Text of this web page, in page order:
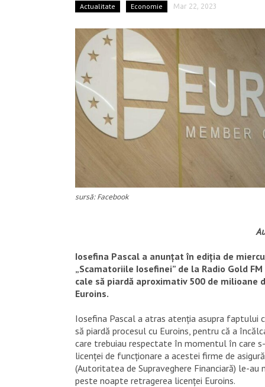
Actualitate Economie Mar 22, 2023
sursă: Facebook
Iosefina Pascal a anunțat în ediția de
„Scamatoriile Iosefinei” de la Radio Gold
cale să piardă aproximativ 500 de milioane
Euroins.
Iosefina Pascal a atras atenția asupra faptului
să piardă procesul cu Euroins, pentru că a
care trebuiau respectate în momentul în care
licenței de funcționare a acestei firme de
(Autoritatea de Supraveghere Financiară) le-au
peste noapte retragerea licenței Euroins.